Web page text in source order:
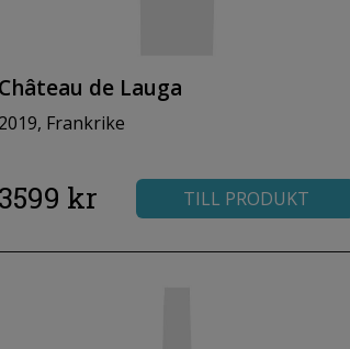
Château de Lauga
2019, Frankrike
3599 kr TILL PRODUKT